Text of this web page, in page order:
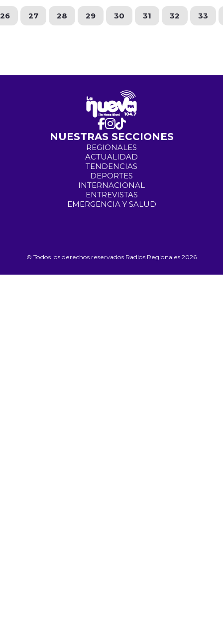
26 27 28 29 30 31 32 33
NUESTRAS SECCIONES
REGIONALES
ACTUALIDAD
TENDENCIAS
DEPORTES
INTERNACIONAL
ENTREVISTAS
EMERGENCIA Y SALUD
© Todos los derechos reservados Radios Regionales 2026